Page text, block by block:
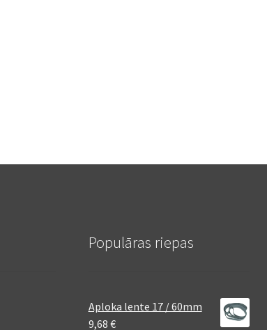
Populāras riepas
Aploka lente 17 / 60mm
9,68 €